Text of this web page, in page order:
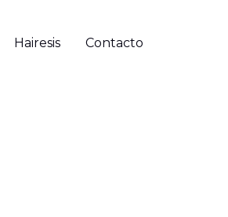
Hairesis Contacto